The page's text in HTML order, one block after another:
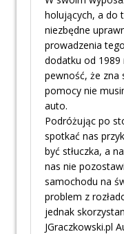
holujących, a do
niezbędne
prowadzenia
dodatku od 1989
pewność, że zna
pomocy nie
auto.
Podróżując po
spotkać nas
być stłuczka, a
nas nie
samochodu na
problem z
jednak
JGraczkowski.pl